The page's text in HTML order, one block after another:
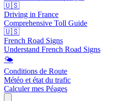
🇺🇸
Driving in France
Comprehensive Toll Guide
🇺🇸
French Road Signs
Understand French Road Signs
🌤️
Conditions de Route
Météo et état du trafic
Calculer mes Péages